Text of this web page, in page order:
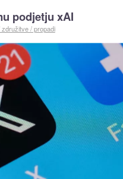
podjetju xAI
združitve / propadi